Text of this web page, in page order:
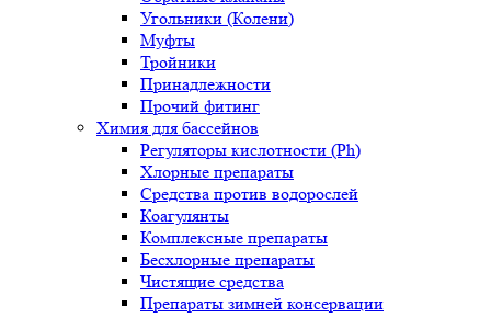
Угольники (Колени)
Муфты
Тройники
Принадлежности
Прочий фитинг
Химия для бассейнов
Регуляторы кислотности (Ph)
Хлорные препараты
Средства против водорослей
Коагулянты
Комплексные препараты
Бесхлорные препараты
Чистящие средства
Препараты зимней консервации